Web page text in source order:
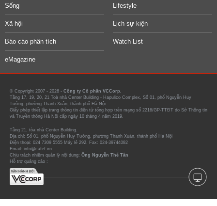
Sống Lifestyle
Xã hội Lịch sự kiện
Báo cáo phân tích Watch List
eMagazine
© Copyright 2007 - 2026 - Công ty Cổ phần VCCorp.
Tầng 17, 19, 20, 21 Toà nhà Center Building - Hapulico Complex, Số 01, phố Nguyễn Huy
Tưởng, phường Thanh Xuân, thành phố Hà Nội
Giấy phép thiết lập trang thông tin điện tử tổng hợp trên mạng số 2216/GP-TTĐT do Sở Thông tin
và Truyền thông Hà Nội cấp ngày 10 tháng 4 năm 2019.
Tầng 21, tòa nhà Center Building.
Địa chỉ: Số 01, phố Nguyễn Huy Tưởng, phường Thanh Xuân, thành phố Hà Nội
Điện thoại: 024 7309 5555 Máy lẻ 292. Fax: 024-39744082
Email: info@cafef.vn
Chịu trách nhiệm quản lý nội dung: Ông Nguyễn Thế Tân
Hỗ trợ quảng cáo :